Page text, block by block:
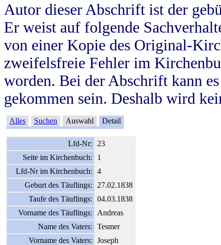
Autor dieser Abschrift ist der
Er weist auf folgende
von einer Kopie des Original-
zweifelsfreie Fehler im
worden. Bei der Abschrift kann
gekommen sein. Deshalb wird
Alles Suchen Auswahl Detail
Lfd-Nr:
23
Seite im Kirchenbuch:
1
Lfd-Nr im Kirchenbuch:
4
Geburt des Täuflings:
27.02.1838
Taufe des Täuflings:
04.03.1838
Vorname des Täuflings:
Andreas
Name des Vaters:
Tesmer
Vorname des Vaters:
Joseph